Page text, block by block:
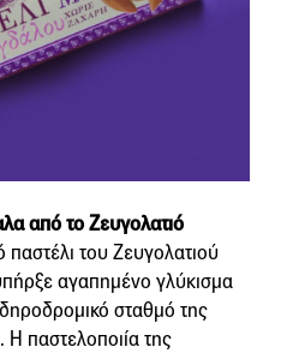
από το Ζευγολατιό
του Ζευγολατιού
αγαπημένο γλύκισμα
σταθμό της
παστελοποιία της